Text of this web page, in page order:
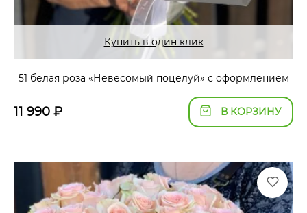
Купить в один клик
51 белая роза «Невесомый поцелуй» с оформлением
11 990 ₽ В КОРЗИНУ